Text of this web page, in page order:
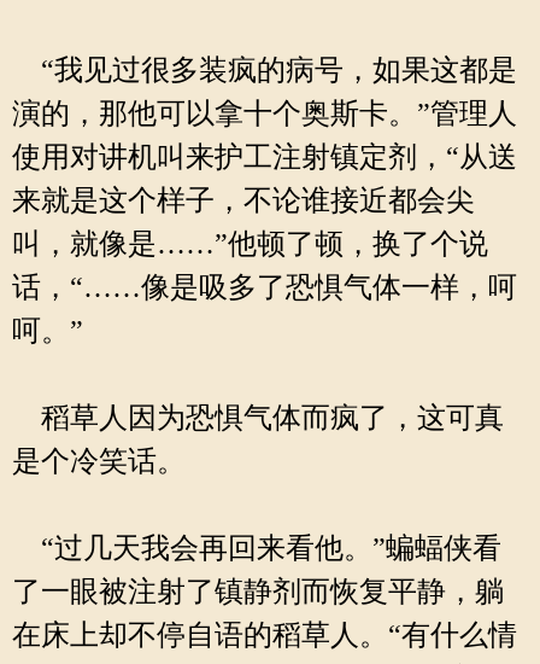
“我见过很多装疯的病号，如果这都是
演的，那他可以拿十个奥斯卡。”管理人
使用对讲机叫来护工注射镇定剂，“从送
来就是这个样子，不论谁接近都会尖
叫，就像是……”他顿了顿，换了个说
话，“……像是吸多了恐惧气体一样，呵
呵。”
稻草人因为恐惧气体而疯了，这可真
是个冷笑话。
“过几天我会再回来看他。”蝙蝠侠看
了一眼被注射了镇静剂而恢复平静，躺
在床上却不停自语的稻草人。“有什么情